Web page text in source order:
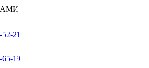
21
65-19